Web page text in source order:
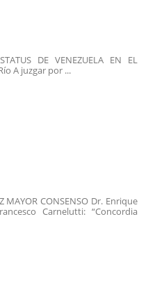
DE VENEZUELA EN EL
A juzgar por ...
MAYOR CONSENSO Dr. Enrique
Carnelutti: “Concordia